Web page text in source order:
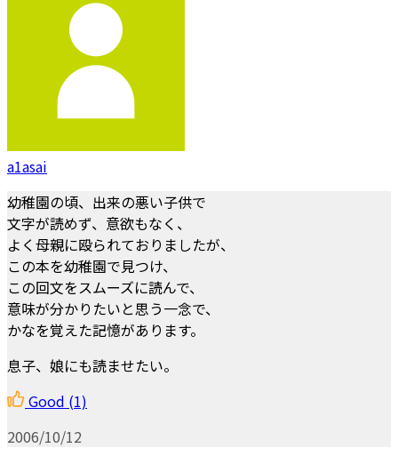
a1asai
幼稚園の頃、出来の悪い子供で
文字が読めず、意欲もなく、
よく母親に殴られておりましたが、
この本を幼稚園で見つけ、
この回文をスムーズに読んで、
意味が分かりたいと思う一念で、
かなを覚えた記憶があります。
息子、娘にも読ませたい。
Good (1)
2006/10/12